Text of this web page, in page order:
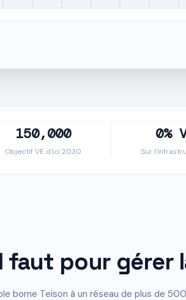
150,000
Objectif VE d'ici 2030
0%
Sur
pour gérer
borne Teison à un réseau de plus de